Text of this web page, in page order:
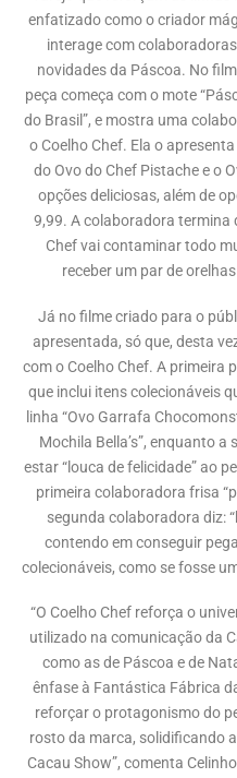
enfatizado como o criador
interage com
novidades da Páscoa. No
peça começa com o mote
do Brasil”, e mostra uma
o Coelho Chef. Ela o
do Ovo do Chef Pistache e o
opções deliciosas, além de
9,99. A colaboradora termina
Chef vai contaminar todo
receber um par de
Já no filme criado para o
apresentada, só que, desta
com o Coelho Chef. A primeira
que inclui itens colecionáveis
linha “Ovo Garrafa
Mochila Bella’s”, enquanto
estar “louca de felicidade” ao
primeira colaboradora frisa
segunda colaboradora diz:
contendo em conseguir
colecionáveis, como se fosse
“O Coelho Chef reforça o
utilizado na comunicação da
como as de Páscoa e de
ênfase à Fantástica Fábrica
reforçar o protagonismo do
rosto da marca, solidificando
Cacau Show”, comenta